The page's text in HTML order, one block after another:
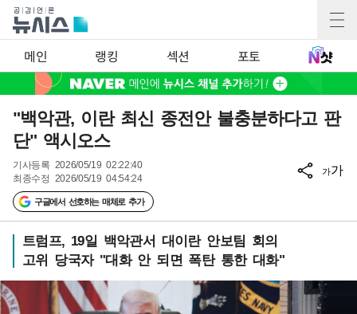
메인 랭킹 섹션 포토
"백악관, 이란 최신 종전안 불충분하다고 판
단" 액시오스
기사등록 2026/05/19 02:22:40
최종수정 2026/05/19 04:54:24
구글에서 선호하는 매체로 추가
가가
트럼프, 19일 백악관서 대이란 안보팀 회의
고위 당국자 "대화 안 되면 폭탄 통한 대화"